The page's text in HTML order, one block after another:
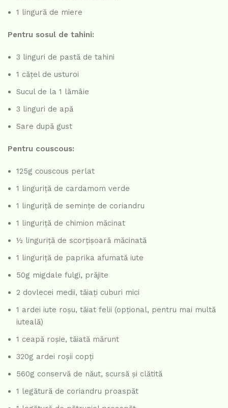
1 lingură de miere
Pentru sosul de tahini:
3 linguri de pastă de tahini
1 cățel de usturoi
Sucul de la 1 lămâie
3 linguri de apă
Sare după gust
Pentru couscous:
125g couscous perlat
1 linguriță de cardamom verde
1 linguriță de semințe de coriandru
1 linguriță de chimion măcinat
½ linguriță de scorțișoară măcinată
1 linguriță de paprika afumată iute
50g migdale fulgi, prăjite
2 dovlecei medii, tăiați cuburi mici
1 ardei iute roșu, tăiat felii (opțional, pentru mai multă
iuteală)
1 ceapă roșie, tăiată mărunt
320g ardei roșii copți
560g conservă de năut, scursă și clătită
1 legătură de coriandru proaspăt